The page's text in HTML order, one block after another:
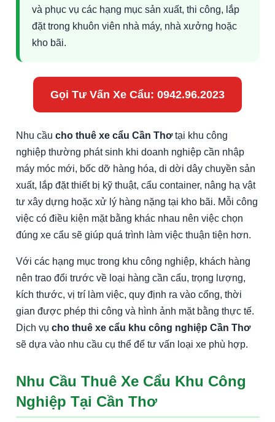
và phục vụ các hạng mục sản xuất, thi công, lắp
đặt trong khuôn viên nhà máy, nhà xưởng hoặc
kho bãi.
Gọi Tư Vấn Xe Cẩu: 0942.96.2023
Nhu cầu cho thuê xe cẩu Cần Thơtại khu công
nghiệp thường phát sinh khi doanh nghiệp cần nhập
máy móc mới, bốc dỡ hàng hóa, di dời dây chuyền sản
xuất, lắp đặt thiết bị kỹ thuật, cẩu container, nâng hạ vật
tư xây dựng hoặc xử lý hàng nặng tại kho bãi. Mỗi công
việc có điều kiện mặt bằng khác nhau nên việc chọn
đúng xe cẩu sẽ giúp quá trình làm việc thuận tiện hơn.
Với các hạng mục trong khu công nghiệp, khách hàng
nên trao đổi trước về loại hàng cần cẩu, trọng lượng,
kích thước, vị trí làm việc, quy định ra vào cổng, thời
gian được phép thi công và hình ảnh mặt bằng thực tế.
Dịch vụ cho thuê xe cẩu khu công nghiệp Cần Thơ
sẽ dựa vào nhu cầu cụ thể để tư vấn loại xe phù hợp.
Nhu Cầu Thuê Xe Cẩu Khu Công
Nghiệp Tại Cần Thơ